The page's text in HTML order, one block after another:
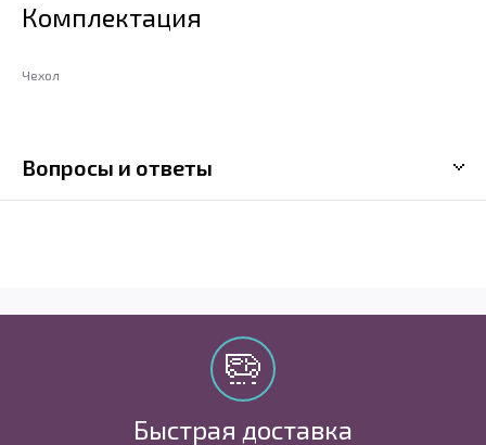
Комплектация
Чехол
Вопросы и ответы
Быстрая доставка